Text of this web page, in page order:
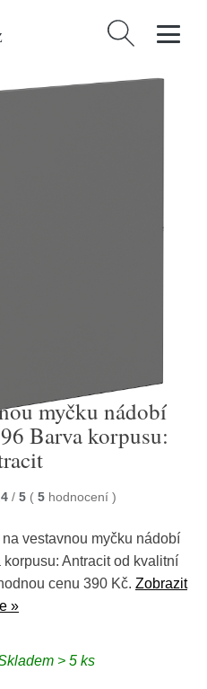
Vyhledávání
/Dvířka na vestavnou myčku
Antracit
myčku nádobí
Barva korpusu:
/ 5 ( 5 hodnocení )
vestavnou myčku nádobí
Antracit od kvalitní
cenu 390 Kč. Zobrazit
»
> 5 ks